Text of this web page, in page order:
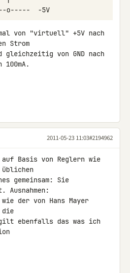
von "virtuell" +5V nach
Strom
gleichzeitig von GND nach
2011-05-23 11:03#2194962
auf Basis von Reglern wie
üblichen
gemeinsam: Sie
der von Hans Mayer
gilt ebenfalls das was ich